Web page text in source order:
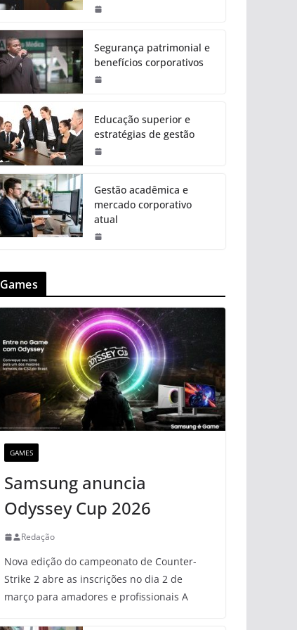
Segurança patrimonial e
benefícios corporativos
Educação superior e
estratégias de gestão
Gestão acadêmica e
mercado corporativo
atual
Games
GAMES
Samsung anuncia
Odyssey Cup 2026
Redação
Nova edição do campeonato de Counter-
Strike 2 abre as inscrições no dia 2 de
março para amadores e profissionais A